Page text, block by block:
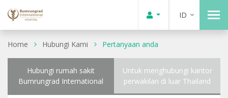
ID
Home Hubungi Kami Pertanyaan anda
Hubungi rumah sakit
Bumrungrad International
Untuk menghubungi kantor
perwakilan di luar Thailand